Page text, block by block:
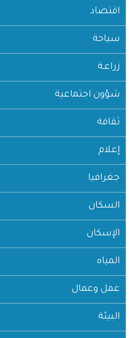
اقتصاد
سياحة
زراعـة
شؤون اجتماعية
ثقافة
إعلام
جغرافيا
السكان
الإسكان
المياه
عمل وعمال
البيئة